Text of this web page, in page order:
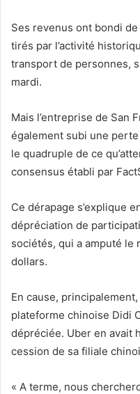
Ses revenus ont bondi
tirés par l’activité
transport de personnes,
mardi.
Mais l’entreprise de San
également subi une
le quadruple de ce
consensus établi par
Ce dérapage s’explique
dépréciation de
sociétés, qui a amputé le
dollars.
En cause, principalement,
plateforme chinoise Didi
dépréciée. Uber en avait
cession de sa filiale
« A terme, nous